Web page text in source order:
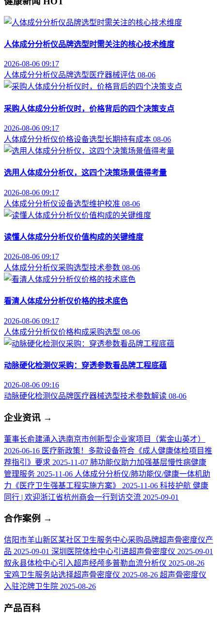
人体成分分析仪品牌选型时需关注的核心技术维度
2026-08-06 09:17
人体成分分析仪品牌选型 医疗器械评估 08-06
采购人体成分分析仪时，价格背后的四个决策支点
2026-08-06 09:17
人体成分分析仪价格设备选型长期持有成本 08-06
选用人体成分分析仪，这四个决策场景值得考量
2026-08-06 09:17
人体成分分析仪设备选型维护校准 08-06
读懂人体成分分析仪价值构成的关键维度
2026-08-06 09:17
人体成分分析仪采购选型技术参数 08-06
看清人体成分分析仪价格的技术底色
2026-08-06 09:17
人体成分分析仪价格构成采购选型 08-06
动脉硬化检测仪采购：穿透参数看品牌工程底蕴
2026-08-06 09:16
动脉硬化检测仪品牌医疗器械选型技术参数解读 08-06
企业资讯 →
董事长俞建涌入选南京市创新型企业家项目（紫金山英才）
2026-06-16 医疗新政策！多款设备符合《成人健康体检项目推
荐指引》要求 2025-11-07 肺功能仪助力加强基层慢性病健康
管理服务 2025-11-06 人体成分分析仪/肺功能仪/健康一体机助
力《医疗卫生强基工程实施方案》
2025-11-06 科技护航 健康
同行 | 欢迎浙江省杭州商会一行到访交流 2025-09-01
合作案例 →
信阳市羊山新区某社区卫生服务中心采购品牌超声骨密度仪产
品 2025-09-01 深圳医院体检中心引进超声骨密度仪 2025-09-01
叙永县体检中心引入超声经颅多普勒血流分析仪 2025-08-26
宝鸡卫生服务站选择超声骨密度仪 2025-08-26 超声骨密度仪
入驻沱牌卫生院 2025-08-26
产品百科